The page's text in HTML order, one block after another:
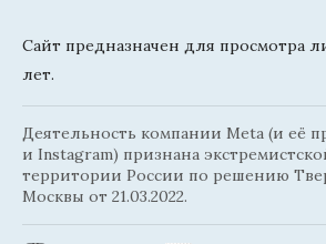
Сайт предназначен для просмотра
лет.
Деятельность компании Meta (и её
и Instagram) признана
территории России по решению
Москвы от 21.03.2022.